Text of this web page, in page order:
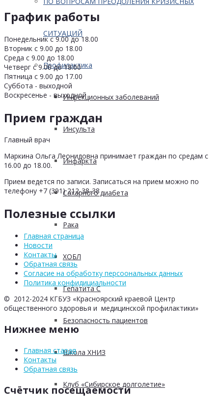
СИТУАЦИЙ
Профилактика
Инфекционных заболеваний
Инсульта
Инфаркта
Сахарного диабета
Рака
ХОБЛ
Гепатита С
Безопасность пациентов
Школа ХНИЗ
Клуб «Сибирское долголетие»
График работы
Понедельник с 9.00 до 18.00
Вторник с 9.00 до 18.00
Среда с 9.00 до 18.00
Четверг с 9.00 до 18.00
Пятница с 9.00 до 17.00
Суббота - выходной
Воскресенье - выходной
Прием граждан
Главный врач
Маркина Ольга Леонидовна принимает граждан по средам с
16.00 до 18.00.
Прием ведется по записи. Записаться на прием можно по
телефону +7 (391) 212-38-38
Полезные ссылки
Главная страница
Новости
Контакты
Обратная связь
Согласие на обработку персоональных данных
Политика конфидициальности
© 2012-2024 КГБУЗ «Красноярский краевой Центр
общественного здоровья и медицинской профилактики»
Нижнее меню
Главная старая
Контакты
Обратная связь
Счётчик посещаемости